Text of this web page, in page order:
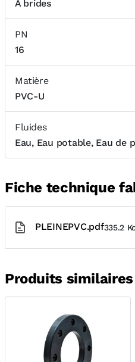
A brides
PN
16
Matière
PVC-U
Fluides
Eau, Eau potable, Eau de
Fiche technique
PLEINEPVC.pdf335.2
Produits similaires